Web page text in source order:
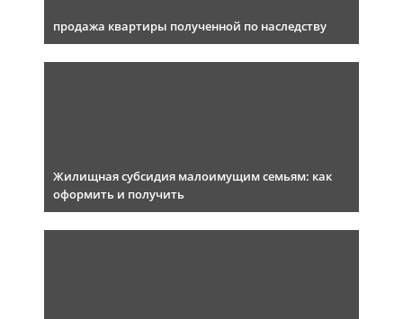
продажа квартиры полученной по наследству
Жилищная субсидия малоимущим семьям: как
оформить и получить